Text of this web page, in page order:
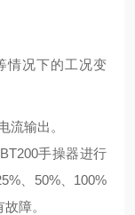
情况下的工况变
流输出。
手操器进行
、50%、100%
障。